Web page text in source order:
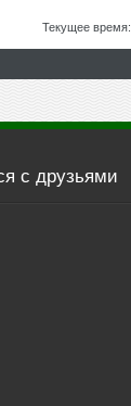
Текущее время:
с друзьями